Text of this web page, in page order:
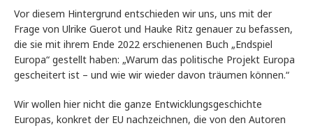
Vor diesem Hintergrund entschieden wir uns, uns mit der
Frage von Ulrike Guerot und Hauke Ritz genauer zu befassen,
die sie mit ihrem Ende 2022 erschienenen Buch „Endspiel
Europa“ gestellt haben: „Warum das politische Projekt Europa
gescheitert ist – und wie wir wieder davon träumen können.“
Wir wollen hier nicht die ganze Entwicklungsgeschichte
Europas, konkret der EU nachzeichnen, die von den Autoren